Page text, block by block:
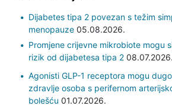
Dijabetes tipa 2 povezan s težim
menopauze05.08.2026.
Promjene crijevne mikrobiote mogu
rizik od dijabetesa tipa 208.07.2026.
Agonisti GLP-1 receptora mogu
zdravlje osoba s perifernom
bolešću 01.07.2026.